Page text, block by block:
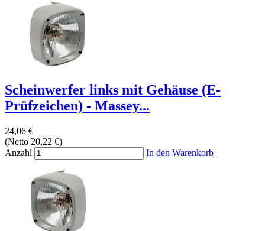
Scheinwerfer links mit Gehäuse (E-
Prüfzeichen) - Massey...
24,06 €
(Netto 20,22 €)
Anzahl
In den Warenkorb